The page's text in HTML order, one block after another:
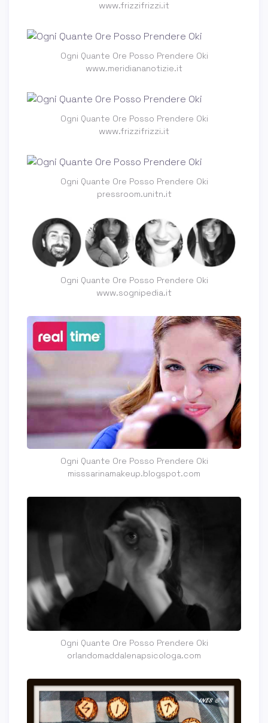
www.frizzifrizzi.it
Ogni Quante Ore Posso Prendere Oki
www.meridiananotizie.it
Ogni Quante Ore Posso Prendere Oki
www.frizzifrizzi.it
Ogni Quante Ore Posso Prendere Oki
pressroom.unitn.it
Ogni Quante Ore Posso Prendere Oki
www.sognipedia.it
Ogni Quante Ore Posso Prendere Oki
misssarinamakeup.blogspot.com
Ogni Quante Ore Posso Prendere Oki
orlandomaddalenapsicologa.com